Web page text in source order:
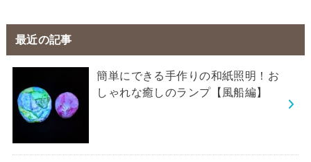
最近の記事
簡単にできる手作りの和紙照明！お
しゃれな癒しのランプ【風船編】